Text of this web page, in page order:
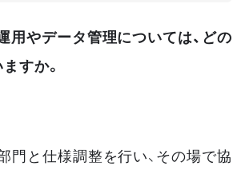
やデータ管理については、どの
すか。
門と仕様調整を行い、その場で協